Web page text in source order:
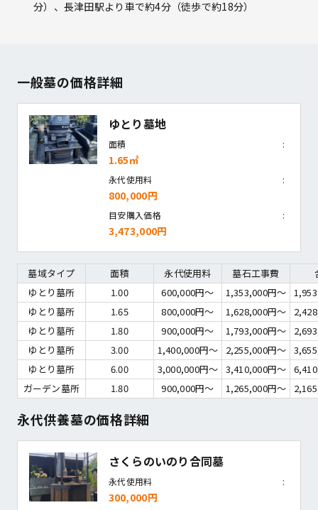
分）、長津田駅より車で約4分（徒歩で約18分）
一般墓の価格詳細
ゆとり墓地
面積
1.65㎡
永代使用料
800,000円
目安購入価格
3,473,000円
墓域タイプ 面積 永代使用料 墓石工事費
ゆとり墓所
1.00 600,000円〜 1,353,000円〜
ゆとり墓所
1.65 800,000円〜 1,628,000円〜
ゆとり墓所
1.80 900,000円〜 1,793,000円〜
ゆとり墓所
3.00 1,400,000円〜 2,255,000円〜
ゆとり墓所
6.00 3,000,000円〜 3,410,000円〜
ガーデン墓所
1.80 900,000円〜 1,265,000円〜
永代供養墓の価格詳細
さくらのいのり合同墓
永代使用料
300,000円